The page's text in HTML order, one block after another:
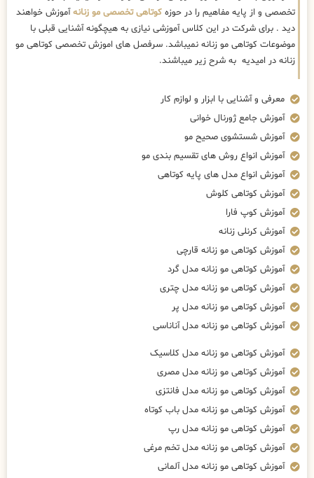
تخصصی و از پایه مفاهیم را در حوزه کوتاهی تخصصی مو زنانهآموزش خواهند
دید . برای شرکت در این کلاس آموزشی نیازی به هیچگونه آشنایی قبلی با
موضوعات کوتاهی مو زنانه نمیباشد. سرفصل های اموزش تخصصی کوتاهی مو
زنانه در امیدیه به شرح زیر میباشند.
معرفی و آشنایی با ابزار و لوازم کار
آموزش جامع ژورنال خوانی
آموزش شستشوی صحیح مو
آموزش انواع روش های تقسیم بندی مو
آموزش انواع مدل های پایه کوتاهی
آموزش کوتاهی کلوش
آموزش کوپ فارا
آموزش کرنلی زنانه
آموزش کوتاهی مو زنانه قارچی
آموزش کوتاهی مو زنانه مدل گرد
آموزش کوتاهی مو زنانه مدل چتری
آموزش کوتاهی مو زنانه مدل پر
آموزش کوتاهی مو زنانه مدل آناناسی
آموزش کوتاهی مو زنانه مدل کلاسیک
آموزش کوتاهی مو زنانه مدل مصری
آموزش کوتاهی مو زنانه مدل فانتزی
آموزش کوتاهی مو زنانه مدل باب کوتاه
آموزش کوتاهی مو زنانه مدل رپ
آموزش کوتاهی مو زنانه مدل تخم مرغی
آموزش کوتاهی مو زنانه مدل آلمانی